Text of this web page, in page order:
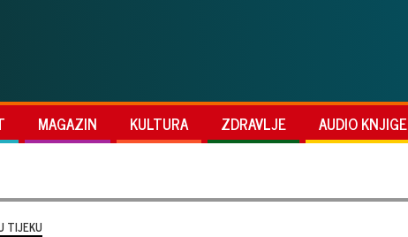
MAGAZIN KULTURA ZDRAVLJE AUDIO KNJIGE
TIJEKU